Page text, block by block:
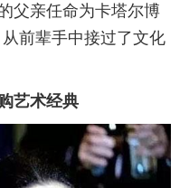
父亲任命为卡塔尔博
前辈手中接过了文化
艺术经典